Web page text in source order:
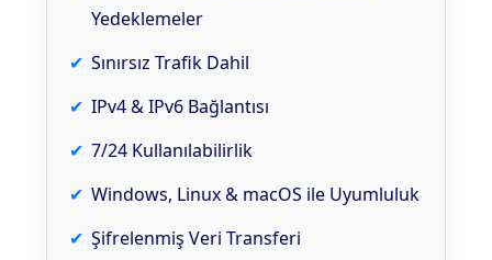
Yedeklemeler
Sınırsız Trafik Dahil
IPv4 & IPv6 Bağlantısı
7/24 Kullanılabilirlik
Windows, Linux & macOS ile Uyumluluk
Şifrelenmiş Veri Transferi